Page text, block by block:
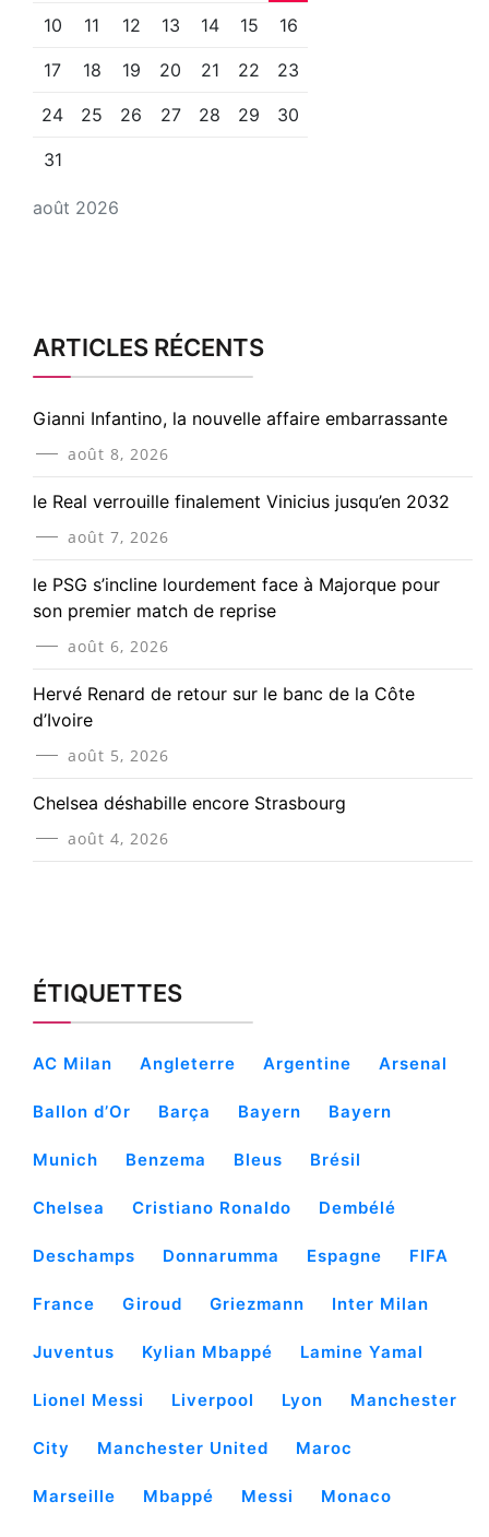
août 2026
10 11 12 13 14 15 16
17 18 19 20 21 22 23
24 25 26 27 28 29 30
31
ARTICLES RÉCENTS
Gianni Infantino, la nouvelle affaire embarrassante
août 8, 2026
le Real verrouille finalement Vinicius jusqu’en 2032
août 7, 2026
le PSG s’incline lourdement face à Majorque pour
son premier match de reprise
août 6, 2026
Hervé Renard de retour sur le banc de la Côte
d’Ivoire
août 5, 2026
Chelsea déshabille encore Strasbourg
août 4, 2026
ÉTIQUETTES
AC Milan Angleterre Argentine Arsenal
Ballon d’Or Barça Bayern Bayern
Munich Benzema Bleus Brésil
Chelsea Cristiano Ronaldo Dembélé
Deschamps Donnarumma Espagne FIFA
France Giroud Griezmann Inter Milan
Juventus Kylian Mbappé Lamine Yamal
Lionel Messi Liverpool Lyon Manchester
City Manchester United Maroc
Marseille Mbappé Messi Monaco